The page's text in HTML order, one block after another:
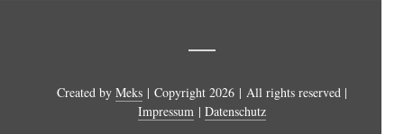
Created by Meks | Copyright 2026 | All rights reserved |
Impressum | Datenschutz